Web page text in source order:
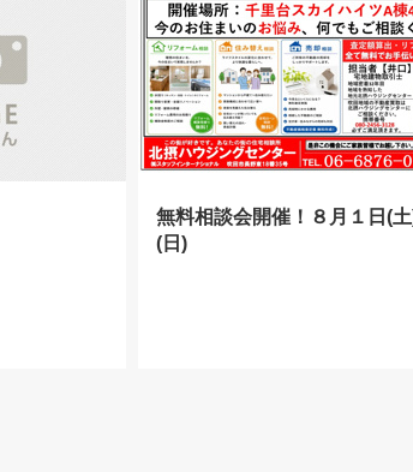
無料相談会開催！８月１日(土
(日)